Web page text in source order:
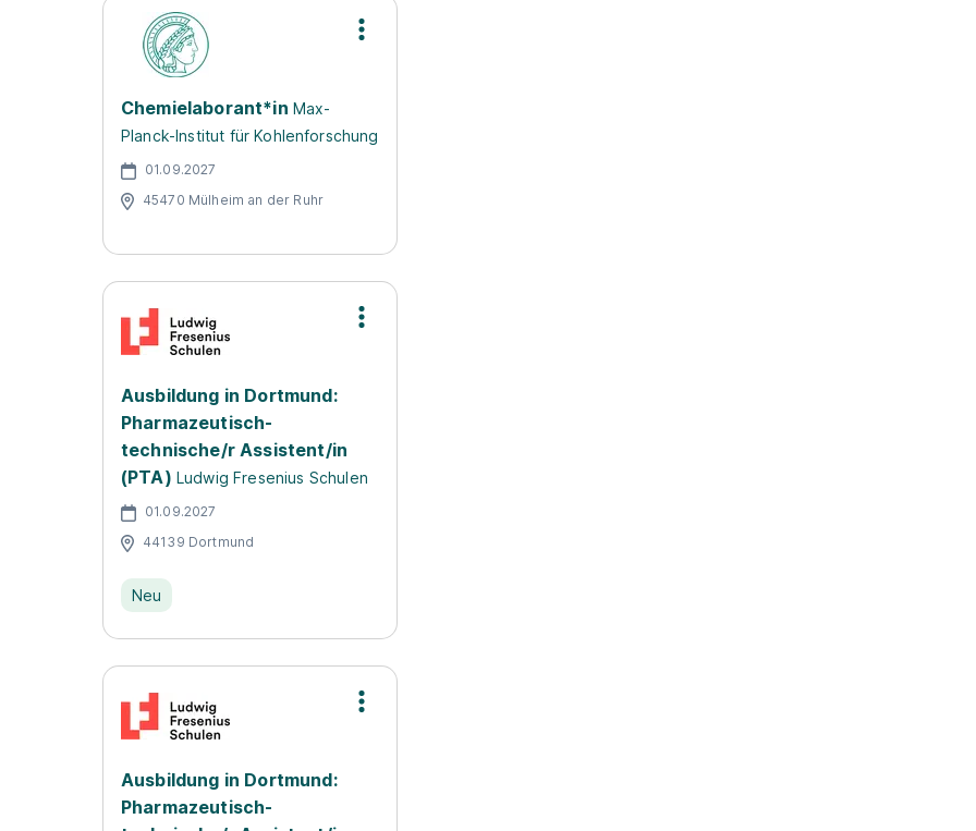
Chemielaborant*in Max-
Planck-Institut für Kohlenforschung
01.09.2027
45470 Mülheim an der Ruhr
Ausbildung in Dortmund:
Pharmazeutisch-
technische/r Assistent/in
(PTA) Ludwig Fresenius Schulen
01.09.2027
44139 Dortmund
Neu
Ausbildung in Dortmund:
Pharmazeutisch-